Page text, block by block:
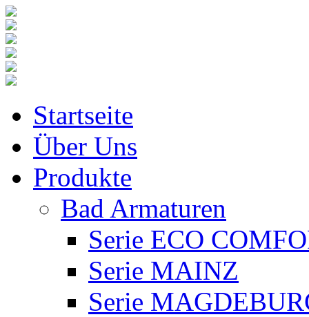
Startseite
Über Uns
Produkte
Bad Armaturen
Serie ECO
Serie MAINZ
Serie